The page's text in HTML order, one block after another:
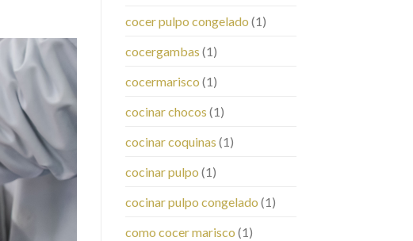
cocer pulpo congelado (1)
cocergambas (1)
cocermarisco (1)
cocinar chocos (1)
cocinar coquinas (1)
cocinar pulpo (1)
cocinar pulpo congelado (1)
como cocer marisco (1)